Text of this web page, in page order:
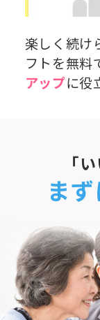
楽しく続け
フトを無料
アップに役
「
ま